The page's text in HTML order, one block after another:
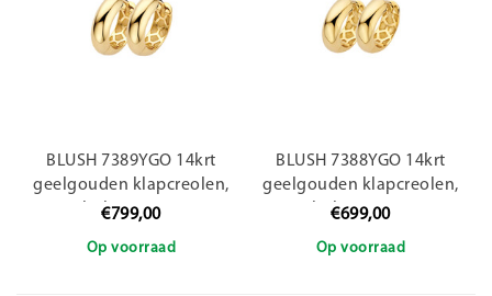
BLUSH 7389YGO 14krt
geelgouden klapcreolen,
bol, 15.3 mm
€799,00
Op voorraad
BLUSH 7388YGO 14krt
geelgouden klapcreolen,
bol, 13.6 mm
€699,00
Op voorraad